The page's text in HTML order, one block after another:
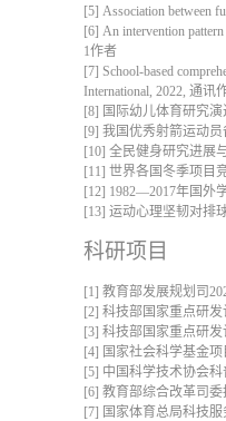
[5] Association between
[6] An intervention
1作者
[7] School-based
International, 2022, 通讯
[8] 国际幼儿体育研究
[9] 我国优秀射箭运动
[10] 全民健身研究进展
[11] 世界各国冬季项目
[12] 1982—2017年国外
[13] 运动心理坚韧对排
科研项目
[1] 教育部发展规划司
[2] 科技部国家重点研
[3] 科技部国家重点研
[4] 国家社会科学基金
[5] 中国科学技术协会
[6] 教育部综合改革司
[7] 国家体育总局科技